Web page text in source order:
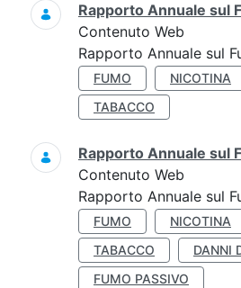
Rapporto Annuale sul
Contenuto Web
Rapporto Annuale sul
FUMO NICOTINA
TABACCO
Rapporto Annuale sul
Contenuto Web
Rapporto Annuale sul
FUMO NICOTINA
TABACCO
DANNI
FUMO PASSIVO